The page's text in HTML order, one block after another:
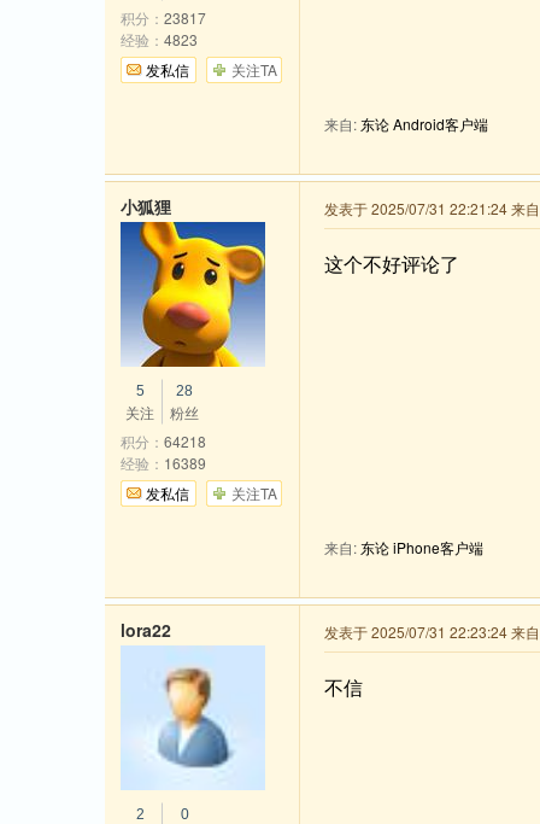
来自:东论 Android客户端
积分： 23817
经验： 4823
发私信
关注TA
发表于 2025/07/31 22:21:24 来
这个不好评论了
来自:东论 iPhone客户端
小狐狸
5
关注
28
粉丝
积分： 64218
经验： 16389
发私信
关注TA
发表于 2025/07/31 22:23:24 来
不信
lora22
2 0